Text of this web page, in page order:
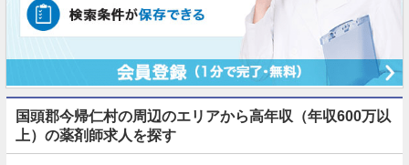
国頭郡今帰仁村の周辺のエリアから高年収（年収600万以
上）の薬剤師求人を探す